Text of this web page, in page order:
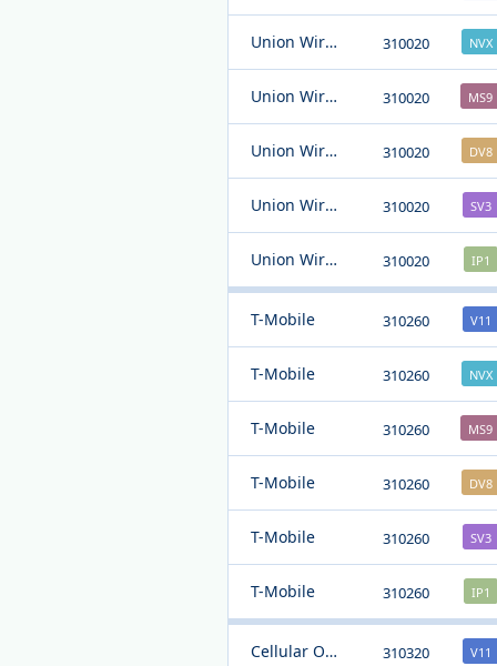
Union Wireless 310020 NVX
Union Wireless 310020 MS9
Union Wireless 310020 DV8
Union Wireless 310020 SV3
Union Wireless 310020 IP1
T-Mobile 310260 V11
T-Mobile 310260 NVX
T-Mobile 310260 MS9
T-Mobile 310260 DV8
T-Mobile 310260 SV3
T-Mobile 310260 IP1
Cellular One 310320 V11